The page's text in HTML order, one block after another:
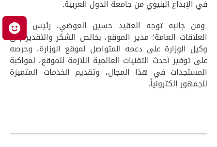
في الإبداع البنيوي من جامعة الدول العربية.
ومن جانبه توجه العقيد حسين العوضي، رئيس قسم
العلاقات العامة؛ مدير الموقع، بخالص الشكر والتقدير إلى
وكيل الوزارة على دعمه المتواصل لموقع الوزارة، وحرصه
على توفير أحدث التقنيات العالمية اللازمة للموقع، لمواكبة
المستجدات في هذا المجال، وتقديم الخدمات المتميزة
للجمهور إلكترونياً.